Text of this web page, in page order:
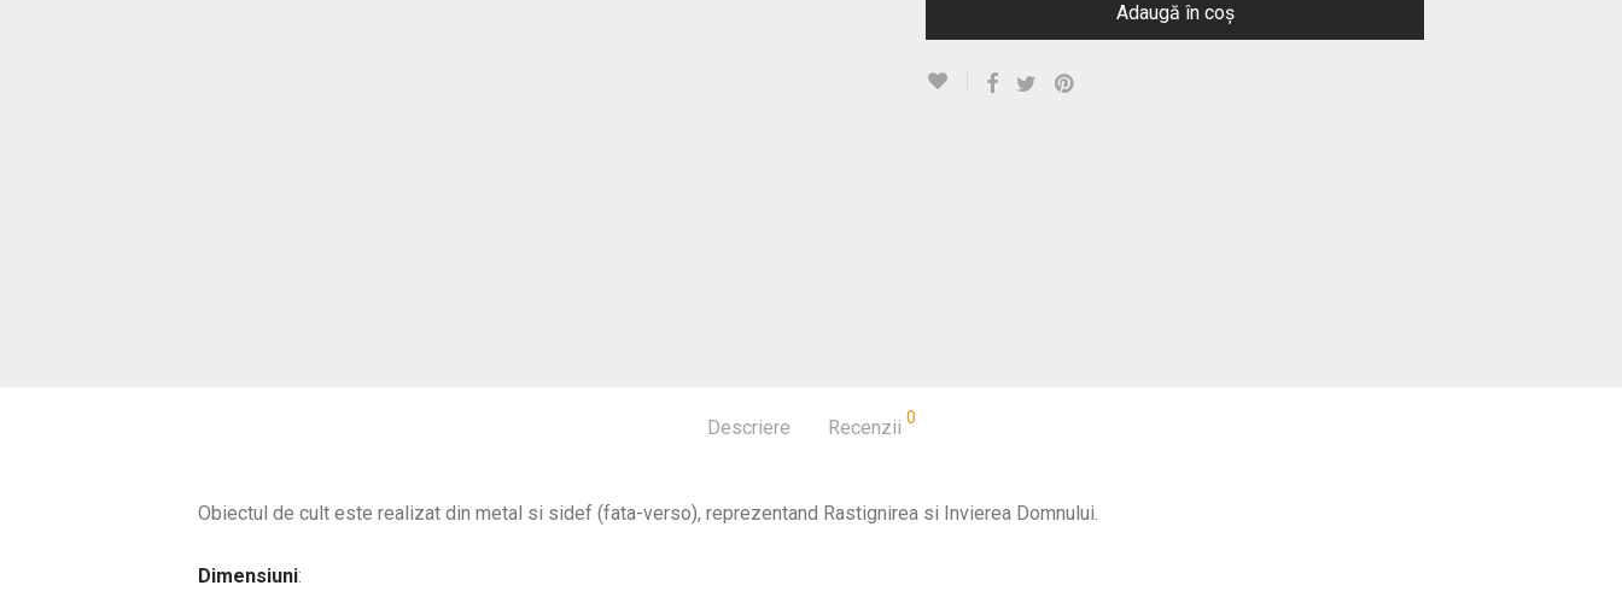
Adaugă în coș
Descriere Recenzii 0
Obiectul de cult este realizat din metal si sidef (fata-verso), reprezentand Rastignirea si Invierea Domnului.
Dimensiuni: